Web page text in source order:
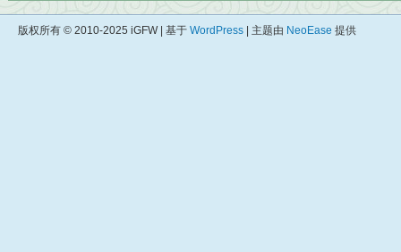
版权所有 © 2010-2025 iGFW | 基于 WordPress | 主题由 NeoEase 提供